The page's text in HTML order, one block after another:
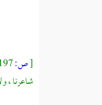
[ص:
شاعرنا ،